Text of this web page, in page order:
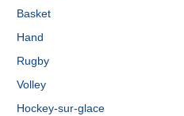
Basket
Hand
Rugby
Volley
Hockey-sur-glace